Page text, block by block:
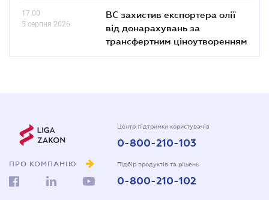
17.00
5 серпня 2026
ВС захистив експортера олії
від донарахувань за
трансфертним ціноутворенням
ПРО КОМПАНІЮ
Центр підтримки користувачів
0-800-210-103
Підбір продуктів та рішень
0-800-210-102